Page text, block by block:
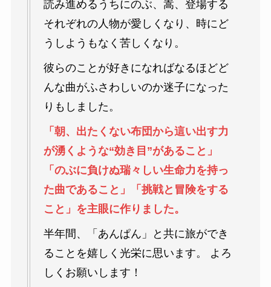
読み進めるうちにのぶ、嵩、登場する
それぞれの人物が愛しくなり、時にど
うしようもなく苦しくなり。
彼らのことが好きになればなるほどど
んな曲がふさわしいのか迷子になった
りもしました。
「朝、出たくない布団から這い出す力
が湧くような“効き目”があること」
「のぶに負けぬ瑞々しい生命力を持っ
た曲であること」「挑戦と冒険をする
こと」を主眼に作りました。
半年間、「あんぱん」と共に旅ができ
ることを嬉しく光栄に思います。 よろ
しくお願いします！